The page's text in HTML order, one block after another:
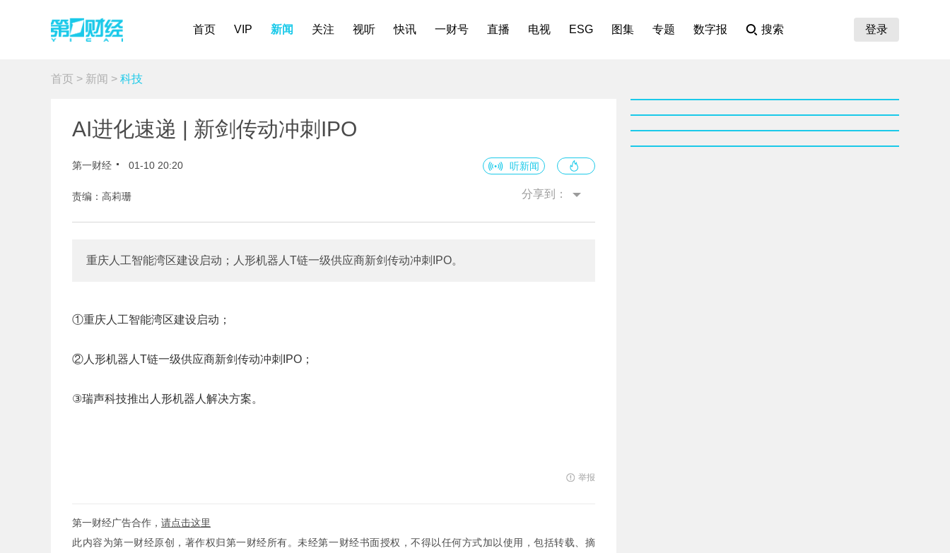
首页 VIP 新闻 关注 视听 快讯 一财号 直播 电视 ESG 图集 专题 数字报 搜索 登录
首页 > 新闻 > 科技
AI进化速递 | 新剑传动冲刺IPO
第一财经 01-10 20:20 听新闻
责编：高莉珊 分享到：
重庆人工智能湾区建设启动；人形机器人T链一级供应商新剑传动冲刺IPO。
①重庆人工智能湾区建设启动；
②人形机器人T链一级供应商新剑传动冲刺IPO；
③瑞声科技推出人形机器人解决方案。
举报
第一财经广告合作， 请点击这里
此内容为第一财经原创，著作权归第一财经所有。未经第一财经书面授权，不得以任何方式加以使用，包括转载、摘